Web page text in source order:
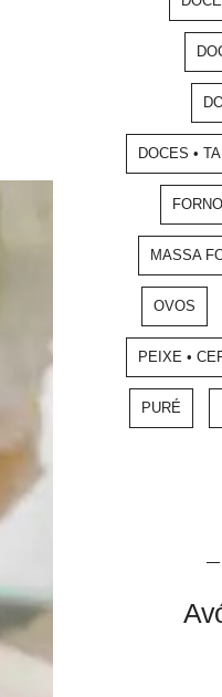
DOCES •
FORNO
MASSA
OVOS
PEIXE •
PURÉ